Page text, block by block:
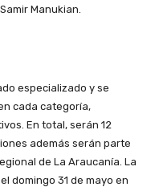
Manukian.
especializado y se
cada categoría,
En total, serán 12
además serán parte
de La Araucanía. La
domingo 31 de mayo en